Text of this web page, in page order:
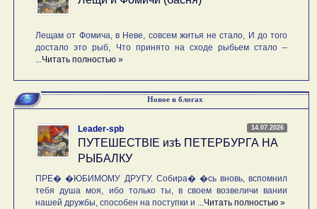
Лещам от Фомича, в Неве, совсем житья не стало, И до того
достало это рыб, Что принято на сходе рыбьем стало –
Читать полностью »
Новое в блогах
14.07.2026
Leader-spb
ПУТЕШЕСТВIE изѣ ПЕТЕРБУРГА НА
РЫБАЛКУ
ПРЕ� �ЮБИМОМУ ДРУГУ. Собира� �сь вновь, вспомнил
тебя душа моя, ибо только ты, в своем возвеличи вании
нашей дружбы, способен на поступки и ... Читать полностью »